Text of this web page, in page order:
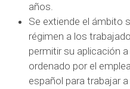
años.
Se extiende el ámbito
régimen a los
permitir su aplicación
ordenado por el
español para trabajar